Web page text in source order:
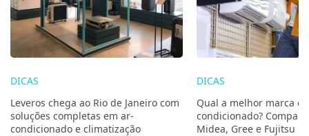
DICAS
Leveros chega ao Rio de Janeiro com
soluções completas em ar-
condicionado e climatização
DICAS
Qual a melhor marca
condicionado?
Midea, Gree e Fujitsu